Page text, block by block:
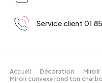
Service client 01
Accueil · Décoration · Miroir
Miroir convexe rond ton